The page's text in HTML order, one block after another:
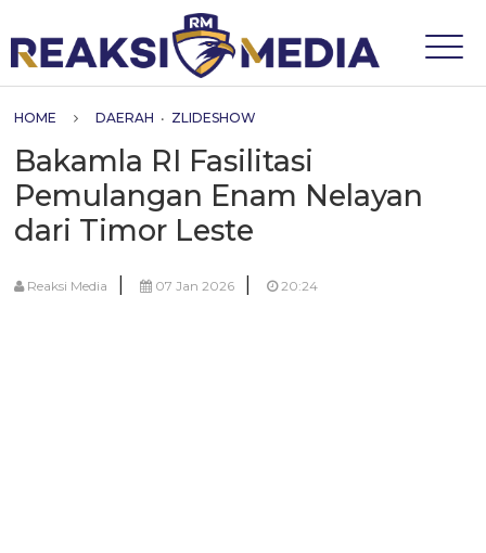
HOME DAERAH • ZLIDESHOW
Bakamla RI Fasilitasi
Pemulangan Enam Nelayan
dari Timor Leste
Reaksi Media | 07 Jan 2026 | 20:24